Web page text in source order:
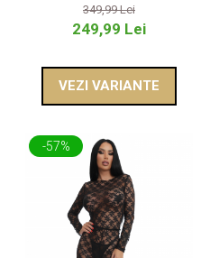
349,99 Lei
249,99 Lei
VEZI VARIANTE
-57%